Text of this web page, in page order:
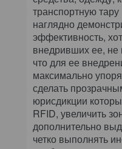
транспортную
наглядно
эффективность,
внедривших ее, не
что для ее
максимально
сделать
юрисдикции
RFID, увеличить
дополнительно
четко выполнять